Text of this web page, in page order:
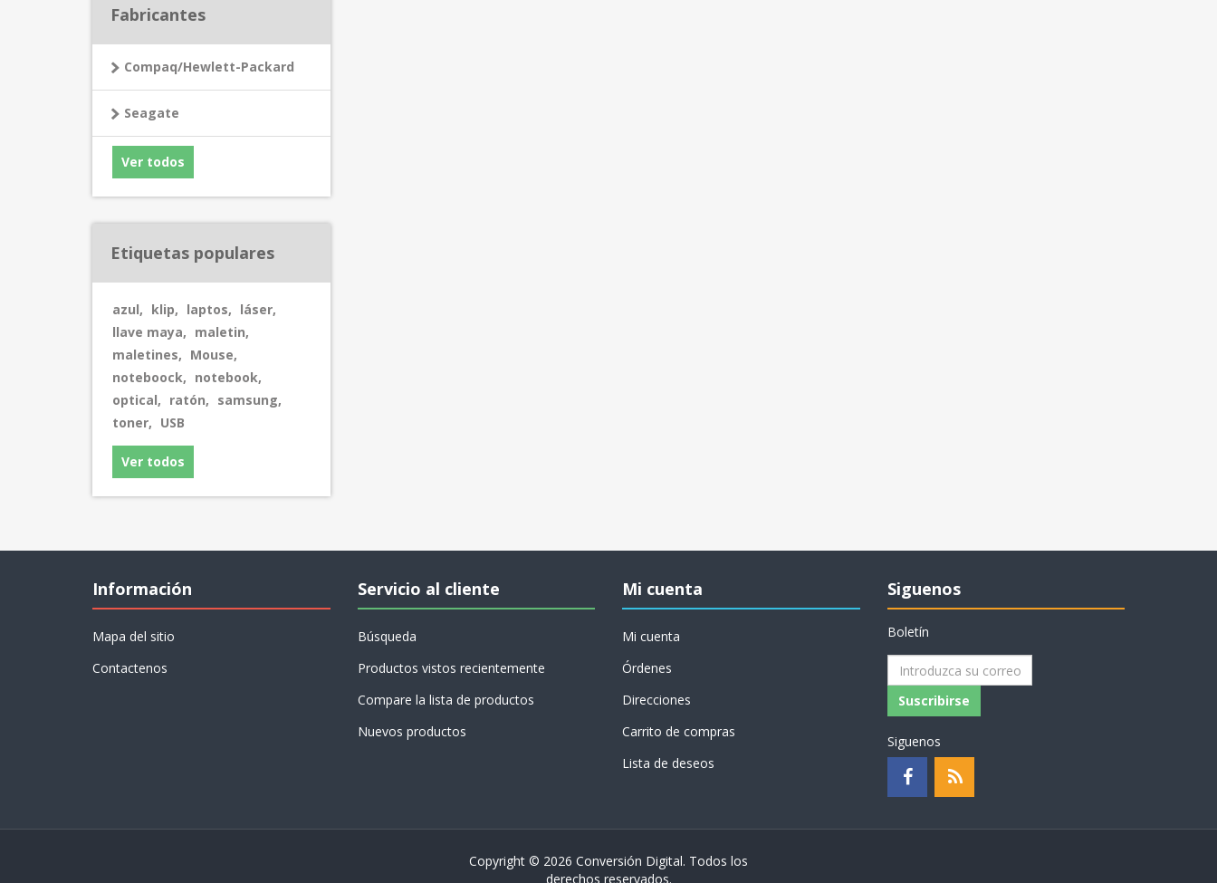
Fabricantes
Compaq/Hewlett-Packard
Seagate
Ver todos
Etiquetas populares
azul, klip, laptos, láser,
llave maya, maletin,
maletines, Mouse,
noteboock, notebook,
optical, ratón, samsung,
toner, USB
Ver todos
Información
Mapa del sitio
Contactenos
Servicio al cliente
Búsqueda
Productos vistos recientemente
Compare la lista de productos
Nuevos productos
Mi cuenta
Mi cuenta
Órdenes
Direcciones
Carrito de compras
Lista de deseos
Siguenos
Boletín
Suscribirse
Siguenos
Copyright © 2026 Conversión Digital. Todos los
derechos reservados.